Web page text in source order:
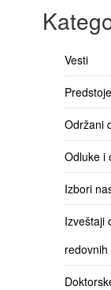
Vesti
Održani
Odluke i
Izbori
Izveštaji